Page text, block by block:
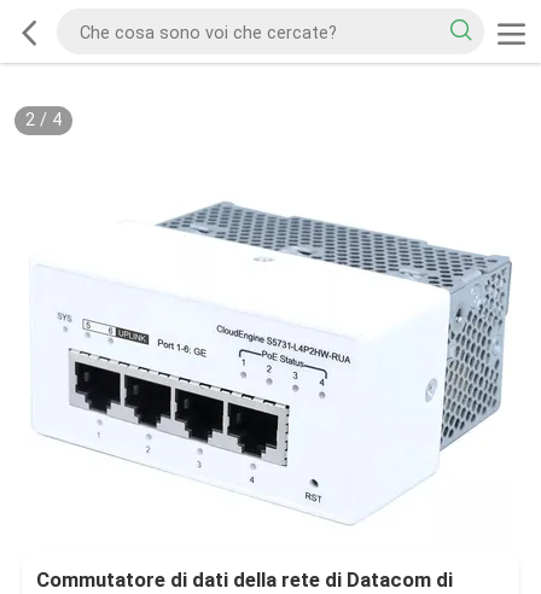
2/ 4
Commutatore di dati della rete di Datacom di